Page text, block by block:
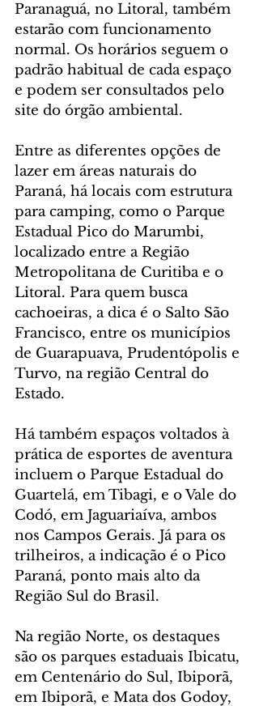
Paranaguá, no Litoral, também
estarão com funcionamento
normal. Os horários seguem o
padrão habitual de cada espaço
e podem ser consultados pelo
site do órgão ambiental.
Entre as diferentes opções de
lazer em áreas naturais do
Paraná, há locais com estrutura
para camping, como o Parque
Estadual Pico do Marumbi,
localizado entre a Região
Metropolitana de Curitiba e o
Litoral. Para quem busca
cachoeiras, a dica é o Salto São
Francisco, entre os municípios
de Guarapuava, Prudentópolis e
Turvo, na região Central do
Estado.
Há também espaços voltados à
prática de esportes de aventura
incluem o Parque Estadual do
Guartelá, em Tibagi, e o Vale do
Codó, em Jaguariaíva, ambos
nos Campos Gerais. Já para os
trilheiros, a indicação é o Pico
Paraná, ponto mais alto da
Região Sul do Brasil.
Na região Norte, os destaques
são os parques estaduais Ibicatu,
em Centenário do Sul, Ibiporã,
em Ibiporã, e Mata dos Godoy,